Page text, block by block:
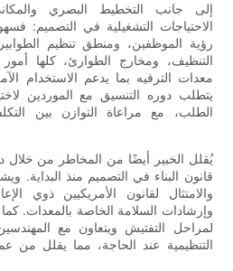
إلى جانب التخطيط البصري
الاحتياجات التشغيلية في التصميم:
رؤية الموظفين، ومنطق تنظيم
التنظيف، ومخارج الطوارئ، كلها
معدات الترفيه بما يدعم الاستخدام
يتطلب دوره التنسيق مع الموردين
الطلب، مع مراعاة التوازن بين
يُقلل الخبير أيضًا من المخاطر من خلال
قانون البناء في التصميم منذ البداية.
والامتثال لقانون الأمريكيين ذوي
وإرشادات السلامة الخاصة بالمعدات.
لمراحل التفتيش ويتعاون مع
التنظيمية عند الحاجة، مما يقلل من